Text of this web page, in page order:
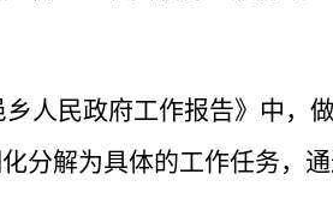
人民政府工作报告》中，
分解为具体的工作任务，通